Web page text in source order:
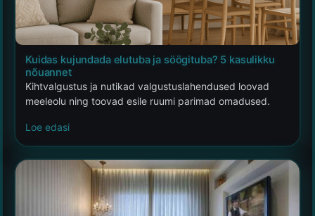
Kuidas kujundada elutuba ja söögituba? 5 kasulikku
nõuannet
Kihtvalgustus ja nutikad valgustuslahendused loovad
meeleolu ning toovad esile ruumi parimad omadused.
Loe edasi